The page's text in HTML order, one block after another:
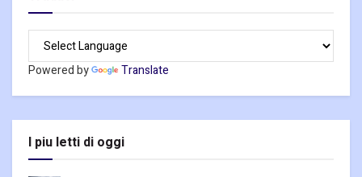
Powered by Translate
I piu letti di oggi